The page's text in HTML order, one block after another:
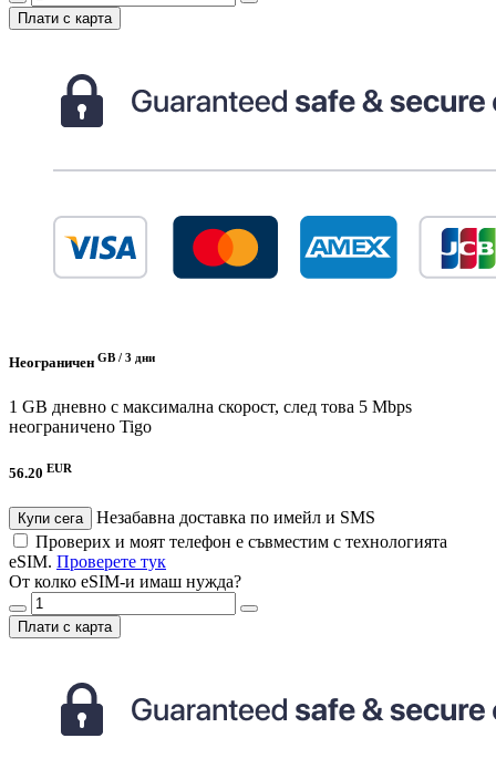
Плати с карта
Неограничен GB / 3 дни
1 GB дневно с максимална скорост, след това 5 Mbps
неограничено Tigo
56.20 EUR
Купи сега
Незабавна доставка по имейл и SMS
Проверих и моят телефон е съвместим с технологията
eSIM. Проверете тук
От колко eSIM-и имаш нужда?
Плати с карта